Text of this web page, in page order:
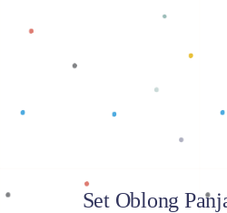
Baca
Set Oblong